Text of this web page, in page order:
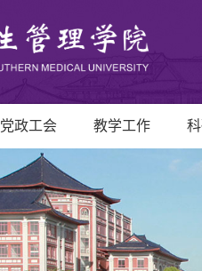
党政工会 教学工作